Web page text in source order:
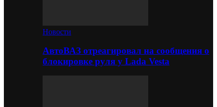
Новости
АвтоВАЗ отреагировал на сообщения о
блокировке руля у Lada Vesta